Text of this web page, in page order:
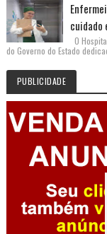
cuidado
O
do Governo do Estado
PUBLICIDADE